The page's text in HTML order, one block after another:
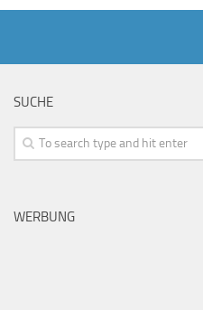
SUCHE
WERBUNG